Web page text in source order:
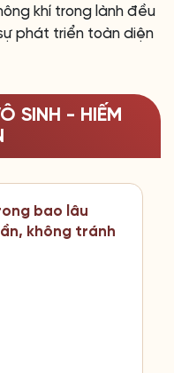
khí trong lành đều
phát triển toàn diện
SINH - HIẾM
bao lâu
không tránh